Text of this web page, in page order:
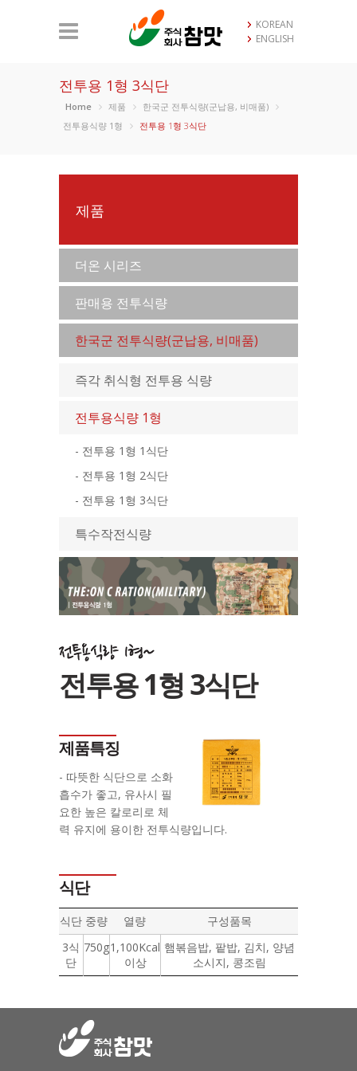
KOREAN
ENGLISH
전투용 1형 3식단
Home 제품
한국군 전투식량(군납용, 비매품)
전투용식량 1형
전투용 1형 3식단
제품
더온 시리즈
판매용 전투식량
한국군 전투식량(군납용, 비매품)
즉각 취식형 전투용 식량
전투용식량 1형
- 전투용 1형 1식단
- 전투용 1형 2식단
- 전투용 1형 3식단
특수작전식량
전투용 1형 3식단
제품특징
- 따뜻한 식단으로 소화
흡수가 좋고, 유사시 필
요한 높은 칼로리로 체
력 유지에 용이한 전투식량입니다.
식단
식단 중량 열량
구성품목
3식
단
750g1,100Kcal
이상
햄볶음밥, 팥밥, 김치, 양념
소시지, 콩조림